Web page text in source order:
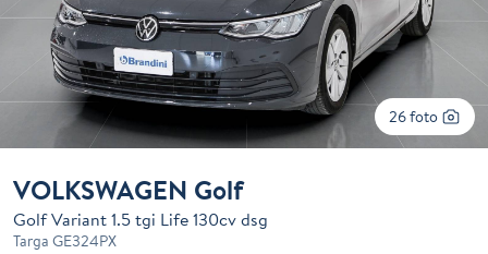
26 foto
VOLKSWAGEN Golf
Golf Variant 1.5 tgi Life 130cv dsg
Targa GE324PX